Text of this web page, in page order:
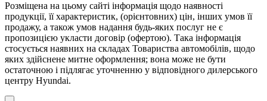
Розміщена на цьому сайті інформація щодо наявності
продукції, її характеристик, (орієнтовних) цін, інших умов її
продажу, а також умов надання будь-яких послуг не є
пропозицією укласти договір (офертою). Така інформація
стосується наявних на складах Товариства автомобілів, щодо
яких здійснене митне оформлення; вона може не бути
остаточною і підлягає уточненню у відповідного дилерського
центру Hyundai.